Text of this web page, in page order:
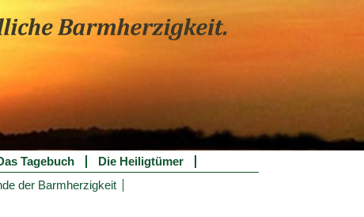
Tagebuch
Die Heiligtümer
der Barmherzigkeit